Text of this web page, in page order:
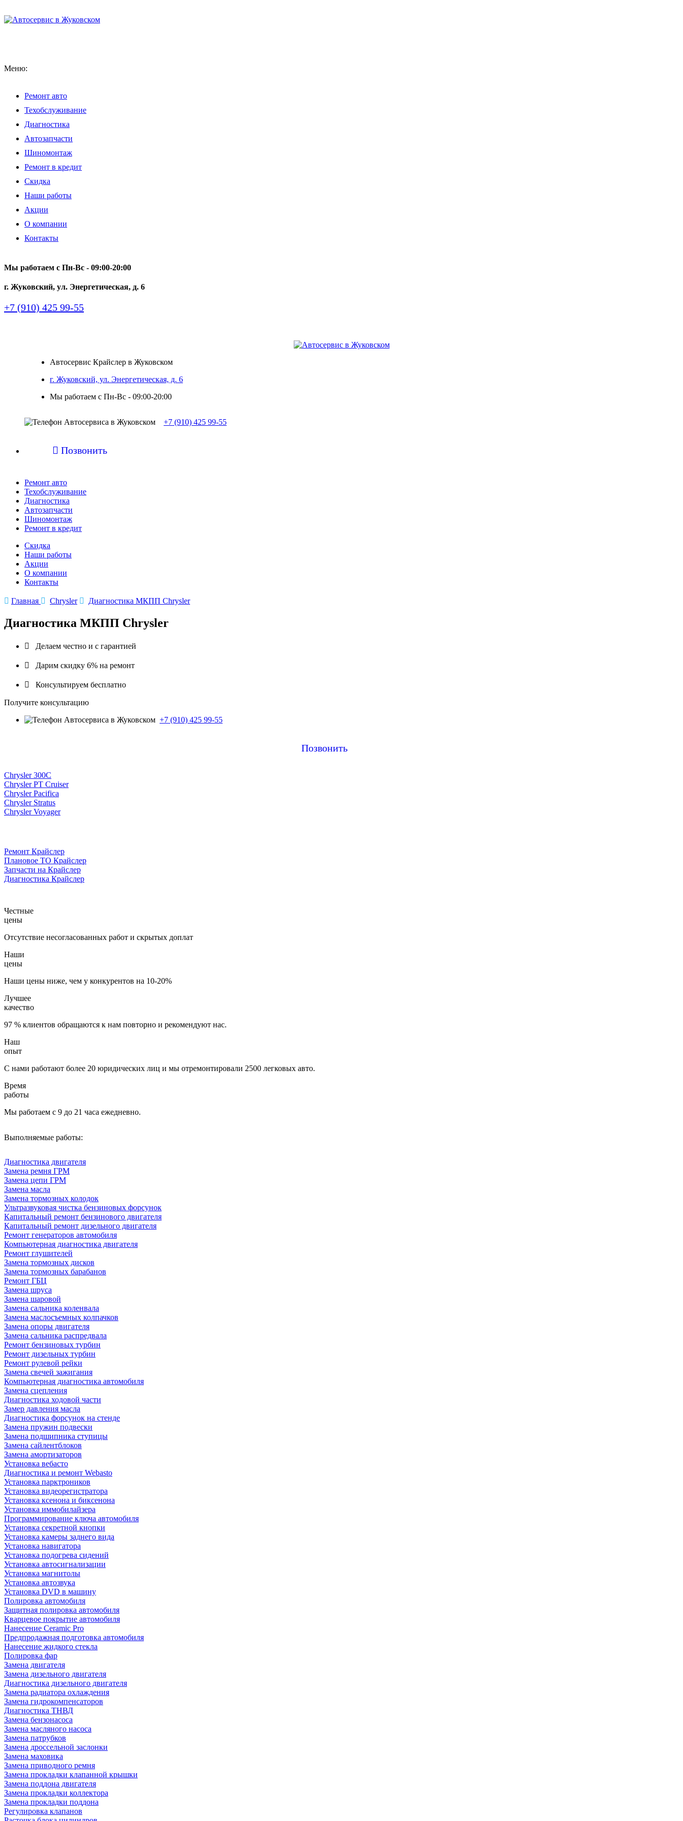
Меню:
Ремонт авто
Техобслуживание
Диагностика
Автозапчасти
Шиномонтаж
Ремонт в кредит
Скидка
Наши работы
Акции
О компании
Контакты
Мы работаем с Пн-Вc - 09:00-20:00
г. Жуковский, ул. Энергетическая, д. 6
+7 (910) 425 99-55
Автосервис Крайслер в Жуковском
г. Жуковский, ул. Энергетическая, д. 6
Мы работаем с Пн-Вc - 09:00-20:00
+7 (910) 425 99-55
 Позвонить
Ремонт авто
Техобслуживание
Диагностика
Автозапчасти
Шиномонтаж
Ремонт в кредит
Скидка
Наши работы
Акции
О компании
Контакты
 Главная  Chrysler  Диагностика МКПП Chrysler
Диагностика МКПП Chrysler
 Делаем честно и с гарантией
 Дарим скидку 6% на ремонт
 Консультируем бесплатно
Получите консультацию
+7 (910) 425 99-55
Позвонить
Chrysler 300C
Chrysler PT Cruiser
Chrysler Pacifica
Chrysler Stratus
Chrysler Voyager
Ремонт Крайслер
Плановое ТО Крайслер
Запчасти на Крайслер
Диагностика Крайслер
Честные
цены
Отсутствие несогласованных работ и скрытых доплат
Наши
цены
Наши цены ниже, чем у конкурентов на 10-20%
Лучшее
качество
97 % клиентов обращаются к нам повторно и рекомендуют нас.
Наш
опыт
С нами работают более 20 юридических лиц и мы отремонтировали 2500 легковых авто.
Время
работы
Мы работаем с 9 до 21 часа ежедневно.
Выполняемые работы:
Диагностика двигателя
Замена ремня ГРМ
Замена цепи ГРМ
Замена масла
Замена тормозных колодок
Ультразвуковая чистка бензиновых форсунок
Капитальный ремонт бензинового двигателя
Капитальный ремонт дизельного двигателя
Ремонт генераторов автомобиля
Компьютерная диагностика двигателя
Ремонт глушителей
Замена тормозных дисков
Замена тормозных барабанов
Ремонт ГБЦ
Замена шруса
Замена шаровой
Замена сальника коленвала
Замена маслосъемных колпачков
Замена опоры двигателя
Замена сальника распредвала
Ремонт бензиновых турбин
Ремонт дизельных турбин
Ремонт рулевой рейки
Замена свечей зажигания
Компьютерная диагностика автомобиля
Замена сцепления
Диагностика ходовой части
Замер давления масла
Диагностика форсунок на стенде
Замена пружин подвески
Замена подшипника ступицы
Замена сайлентблоков
Замена амортизаторов
Установка вебасто
Диагностика и ремонт Webasto
Установка парктроников
Установка видеорегистратора
Установка ксенона и биксенона
Установка иммобилайзера
Программирование ключа автомобиля
Установка секретной кнопки
Установка камеры заднего вида
Установка навигатора
Установка подогрева сидений
Установка автосигнализации
Установка магнитолы
Установка автозвука
Установка DVD в машину
Полировка автомобиля
Защитная полировка автомобиля
Кварцевое покрытие автомобиля
Нанесение Ceramic Pro
Предпродажная подготовка автомобиля
Нанесение жидкого стекла
Полировка фар
Замена двигателя
Замена дизельного двигателя
Диагностика дизельного двигателя
Замена радиатора охлаждения
Замена гидрокомпенсаторов
Диагностика ТНВД
Замена бензонасоса
Замена масляного насоса
Замена патрубков
Замена дроссельной заслонки
Замена маховика
Замена приводного ремня
Замена прокладки клапанной крышки
Замена поддона двигателя
Замена прокладки коллектора
Замена прокладки поддона
Регулировка клапанов